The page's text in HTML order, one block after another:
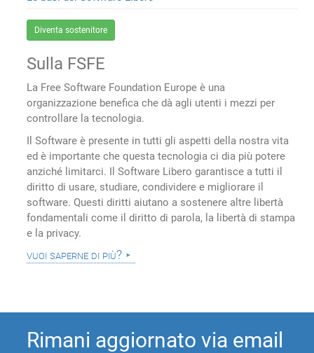
Diventa sostenitore
Sulla FSFE
La Free Software Foundation Europe è una
organizzazione benefica che dà agli utenti i mezzi per
controllare la tecnologia.
Il Software è presente in tutti gli aspetti della nostra vita
ed è importante che questa tecnologia ci dia più potere
anziché limitarci. Il Software Libero garantisce a tutti il
diritto di usare, studiare, condividere e migliorare il
software. Questi diritti aiutano a sostenere altre libertà
fondamentali come il diritto di parola, la libertà di stampa
e la privacy.
vuoi saperne di più?
Rimani aggiornato via email